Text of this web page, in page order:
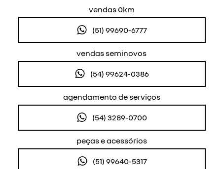
vendas 0km
(51) 99690-6777
vendas seminovos
(54) 99624-0386
agendamento de serviços
(54) 3289-0700
peças e acessórios
(51) 99640-5317